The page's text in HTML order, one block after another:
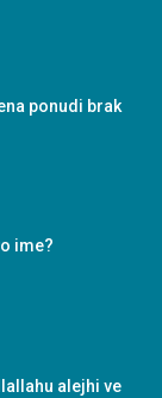
ponudi brak
ime?
alejhi ve